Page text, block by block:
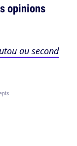
opinions
au second